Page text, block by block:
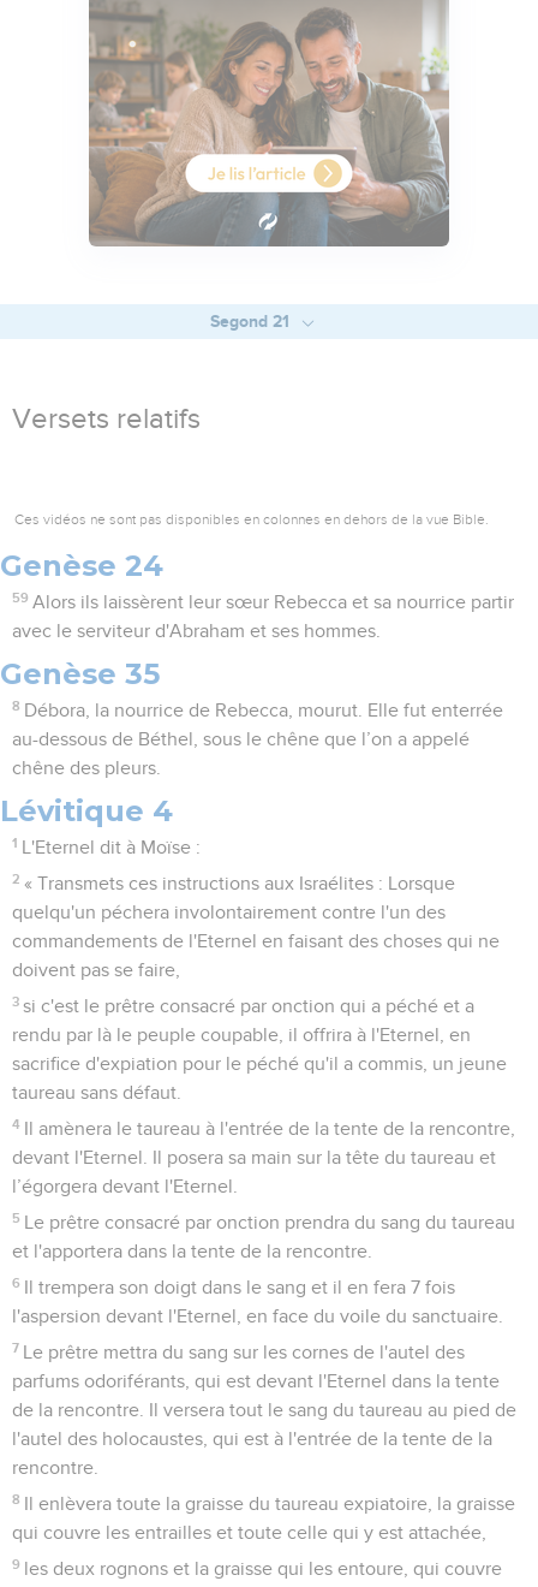
Segond 21
Versets relatifs
Ces vidéos ne sont pas disponibles en colonnes en dehors de la vue Bible.
Genèse 24
59 Alors ils laissèrent leur sœur Rebecca et sa nourrice partir
avec le serviteur d'Abraham et ses hommes.
Genèse 35
8 Débora, la nourrice de Rebecca, mourut. Elle fut enterrée
au-dessous de Béthel, sous le chêne que l’on a appelé
chêne des pleurs.
Lévitique 4
1 L'Eternel dit à Moïse :
2 « Transmets ces instructions aux Israélites : Lorsque
quelqu'un péchera involontairement contre l'un des
commandements de l'Eternel en faisant des choses qui ne
doivent pas se faire,
3 si c'est le prêtre consacré par onction qui a péché et a
rendu par là le peuple coupable, il offrira à l'Eternel, en
sacrifice d'expiation pour le péché qu'il a commis, un jeune
taureau sans défaut.
4
Il amènera le taureau à l'entrée de la tente de la rencontre,
devant l'Eternel. Il posera sa main sur la tête du taureau et
l’égorgera devant l'Eternel.
5
Le prêtre consacré par onction prendra du sang du taureau
et l'apportera dans la tente de la rencontre.
6
Il trempera son doigt dans le sang et il en fera 7 fois
l'aspersion devant l'Eternel, en face du voile du sanctuaire.
7
Le prêtre mettra du sang sur les cornes de l'autel des
parfums odoriférants, qui est devant l'Eternel dans la tente
de la rencontre. Il versera tout le sang du taureau au pied de
l'autel des holocaustes, qui est à l'entrée de la tente de la
rencontre.
8
Il enlèvera toute la graisse du taureau expiatoire, la graisse
qui couvre les entrailles et toute celle qui y est attachée,
9
les deux rognons et la graisse qui les entoure, qui couvre